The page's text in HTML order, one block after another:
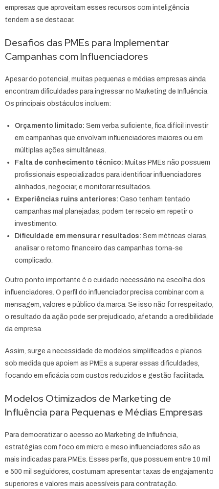
empresas que aproveitam esses recursos com inteligência
tendem a se destacar.
Desafios das PMEs para Implementar
Campanhas com Influenciadores
Apesar do potencial, muitas pequenas e médias empresas ainda
encontram dificuldades para ingressar no Marketing de Influência.
Os principais obstáculos incluem:
Orçamento limitado: Sem verba suficiente, fica difícil investir
em campanhas que envolvam influenciadores maiores ou em
múltiplas ações simultâneas.
Falta de conhecimento técnico: Muitas PMEs não possuem
profissionais especializados para identificar influenciadores
alinhados, negociar, e monitorar resultados.
Experiências ruins anteriores: Caso tenham tentado
campanhas mal planejadas, podem ter receio em repetir o
investimento.
Dificuldade em mensurar resultados: Sem métricas claras,
analisar o retorno financeiro das campanhas torna-se
complicado.
Outro ponto importante é o cuidado necessário na escolha dos
influenciadores. O perfil do influenciador precisa combinar com a
mensagem, valores e público da marca. Se isso não for respeitado,
o resultado da ação pode ser prejudicado, afetando a credibilidade
da empresa.
Assim, surge a necessidade de modelos simplificados e planos
sob medida que apoiem as PMEs a superar essas dificuldades,
focando em eficácia com custos reduzidos e gestão facilitada.
Modelos Otimizados de Marketing de
Influência para Pequenas e Médias Empresas
Para democratizar o acesso ao Marketing de Influência,
estratégias com foco em micro e meso influenciadores são as
mais indicadas para PMEs. Esses perfis, que possuem entre 10 mil
e 500 mil seguidores, costumam apresentar taxas de engajamento
superiores e valores mais acessíveis para contratação.